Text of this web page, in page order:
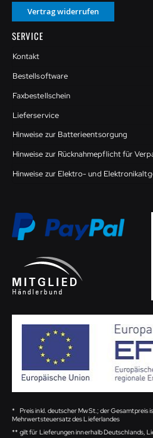
Vertrag widerrufen
SERVICE
Kontakt
Bestellsoftware
Faxbestellschein
Lieferservice
Hinweise zur Batterieentsorgung
Hinweise zur Rücknahmepflicht für
Hinweise zur Elektro- und
* Preis inkl. deutscher MwSt.; der Gesamtpreis
Mehrwertsteuersatz des Lieferlandes
** gilt für Lieferungen innerhalb Deutschlands,